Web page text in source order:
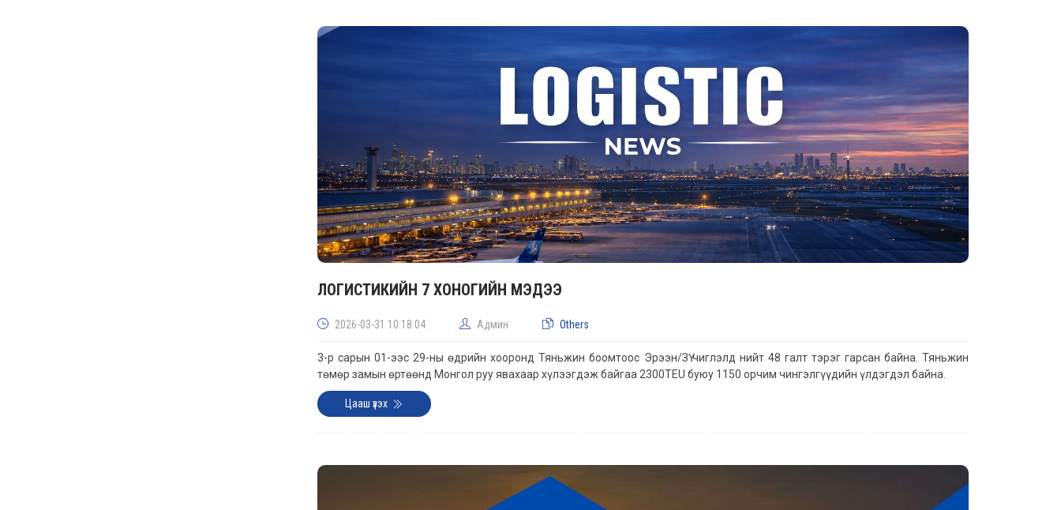
ЛОГИСТИКИЙН 7 ХОНОГИЙН МЭДЭЭ
2026-03-31 10:18:04 Админ Others
3-р сарын 01-ээс 29-ны өдрийн хооронд Тяньжин боомтоос Эрээн/ЗҮ чиглэлд нийт 48 галт тэрэг гарсан байна. Тяньжин
төмөр замын өртөөнд Монгол руу явахаар хүлээгдэж байгаа 2300TEU буюу 1150 орчим чингэлгүүдийн үлдэгдэл байна.
Цааш үзэх